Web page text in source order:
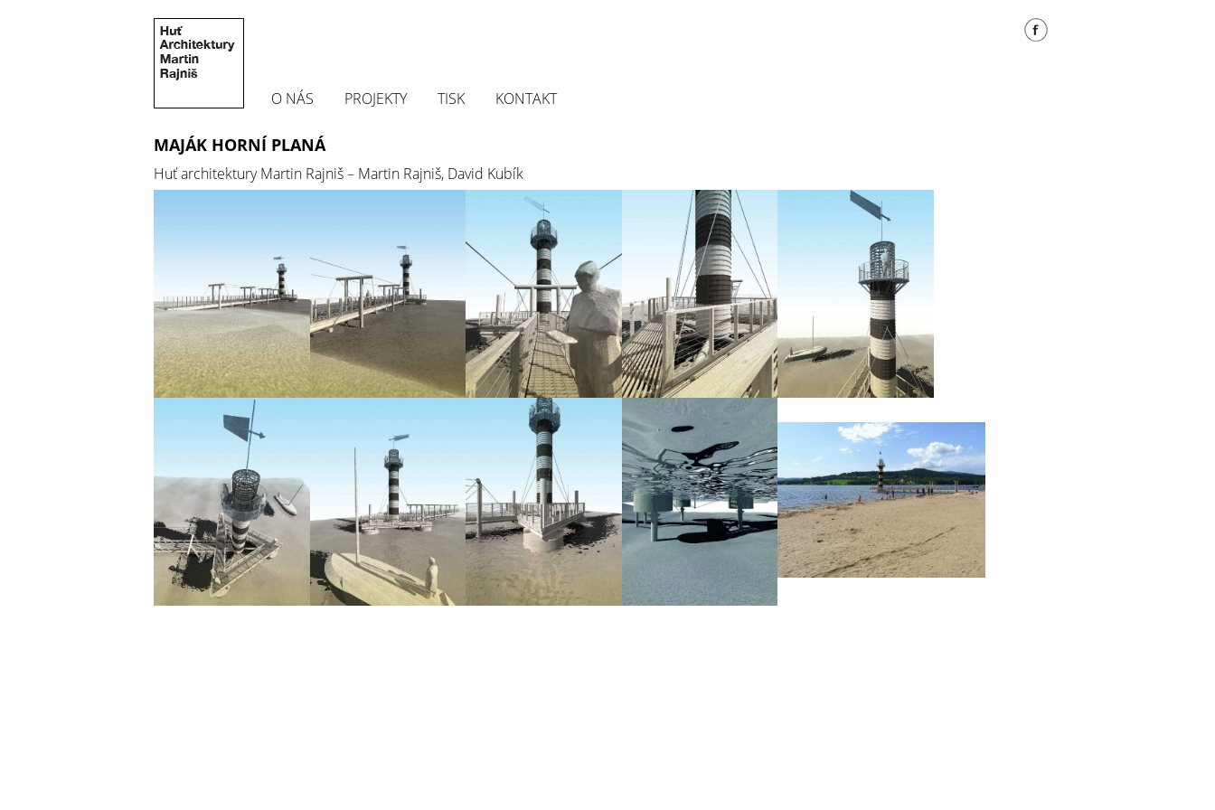
O NÁS PROJEKTY TISK KONTAKT
MAJÁK HORNÍ PLANÁ
Huť architektury Martin Rajniš – Martin Rajniš, David Kubík